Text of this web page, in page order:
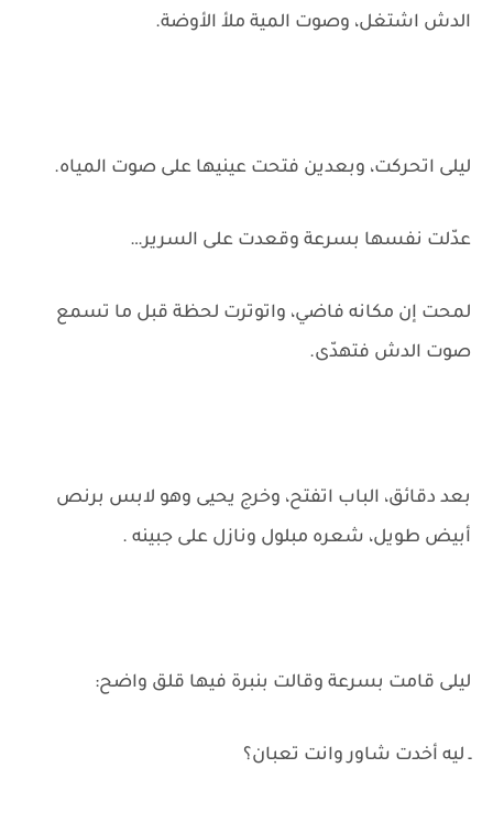
الدش اشتغل، وصوت المية ملأ الأوضة.
ليلى اتحركت، وبعدين فتحت عينيها على صوت المياه.
عدّلت نفسها بسرعة وقعدت على السرير…
لمحت إن مكانه فاضي، واتوترت لحظة قبل ما تسمع
صوت الدش فتهدّى.
بعد دقائق، الباب اتفتح، وخرج يحيى وهو لابس برنص
أبيض طويل، شعره مبلول ونازل على جبينه .
ليلى قامت بسرعة وقالت بنبرة فيها قلق واضح:
ـ ليه أخدت شاور وانت تعبان؟